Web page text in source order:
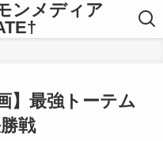
ンメディア
】最強トーテム
戦